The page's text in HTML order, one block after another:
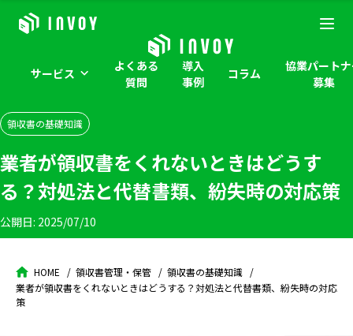
サービス
よくある
質問
導入
事例
コラム
協業パート
募集
領収書の基礎知識
業者が領収書をくれないときはどうす
る？対処法と代替書類、紛失時の対応策
公開日: 2025/07/10
HOME 領収書管理・保管
領収書の基礎知識
業者が領収書をくれないときはどうする？対処法と代替書類、紛失時の対応
策